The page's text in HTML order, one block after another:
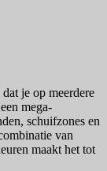
dat je op meerdere
mega-
schuifzones en
van
maakt het tot